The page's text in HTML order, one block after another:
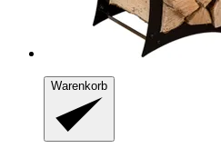
Warenkorb